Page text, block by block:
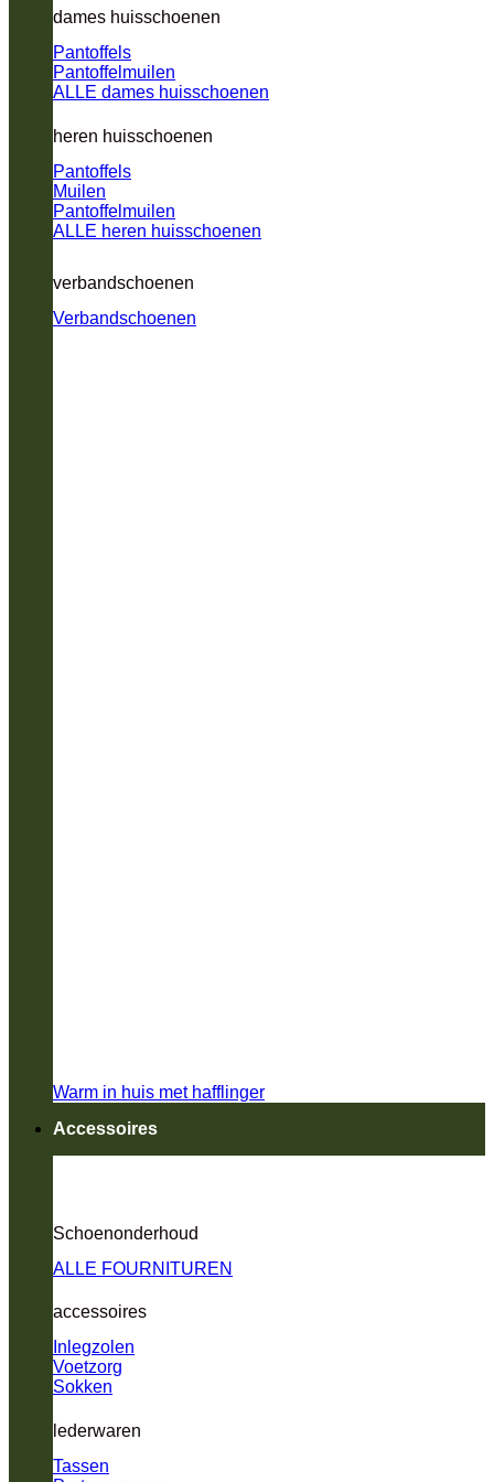
dames huisschoenen
Pantoffels
Pantoffelmuilen
ALLE dames huisschoenen
heren huisschoenen
Pantoffels
Muilen
Pantoffelmuilen
ALLE heren huisschoenen
verbandschoenen
Verbandschoenen
Warm in huis met hafflinger
Accessoires
Schoenonderhoud
ALLE FOURNITUREN
accessoires
Inlegzolen
Voetzorg
Sokken
lederwaren
Tassen